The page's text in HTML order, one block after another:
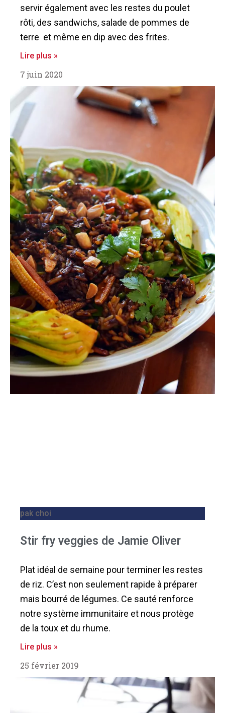
servir également avec les restes du poulet
rôti, des sandwichs, salade de pommes de
terre et même en dip avec des frites.
Lire plus »
7 juin 2020
pak choi
Stir fry veggies de Jamie Oliver
Plat idéal de semaine pour terminer les restes
de riz. C’est non seulement rapide à préparer
mais bourré de légumes. Ce sauté renforce
notre système immunitaire et nous protège
de la toux et du rhume.
Lire plus »
25 février 2019